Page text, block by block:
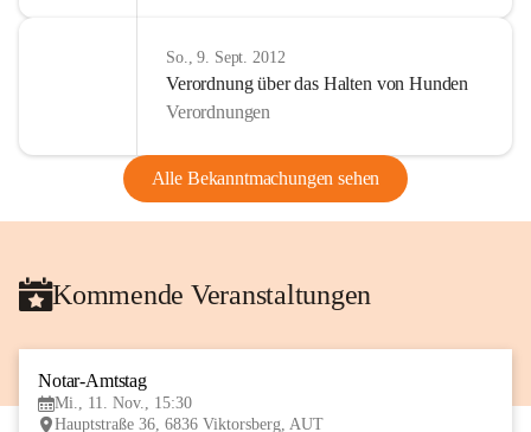
So., 9. Sept. 2012
Verordnung über das Halten von Hunden
Verordnungen
Alle Bekanntmachungen sehen
Kommende Veranstaltungen
Notar-Amtstag
Mi., 11. Nov., 15:30
Hauptstraße 36, 6836 Viktorsberg, AUT